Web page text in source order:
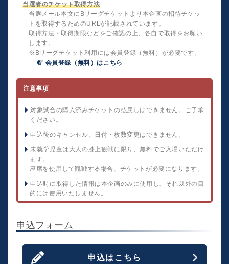
当選者のチケット取得方法
当選メール本文にBリーグチケットより本企画の招待チケッ
トを取得するためのURLが記載されています。
取得方法・取得期限などをご確認の上、各自で取得をお願い
します。
※Bリーグチケット利用には会員登録（無料）が必要です。
会員登録（無料）はこちら
注意事項
対象試合の購入済みチケットの払戻しはできません。ご了承
ください。
申込後のキャンセル、日付・枚数変更はできません。
未就学児童は大人の膝上観戦に限り、無料でご入場いただけ
ます。
座席を使用して観戦する場合、チケットが必要になります。
申込時に取得した情報は本企画のみに使用し、それ以外の目
的には使用いたしません。
申込フォーム
申込はこちら